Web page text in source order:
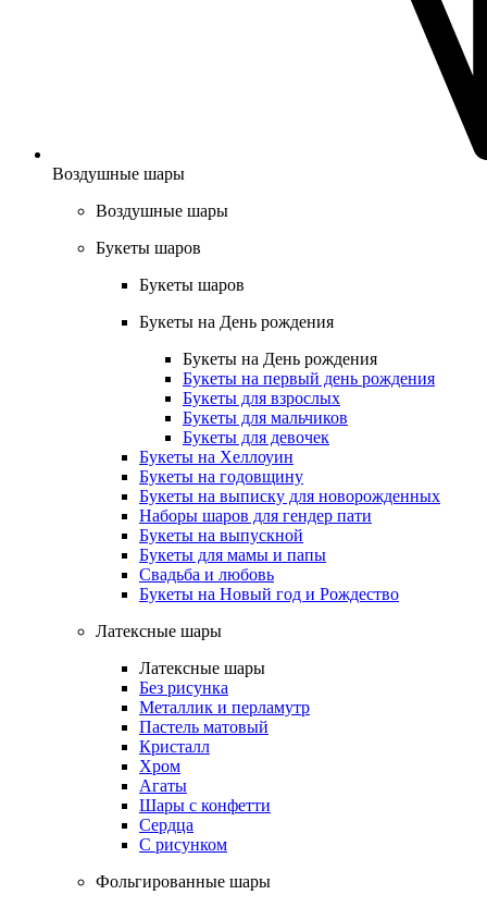
Воздушные шары
Воздушные шары
Букеты шаров
Букеты шаров
Букеты на День рождения
Букеты на День рождения
Букеты на первый день рождения
Букеты для взрослых
Букеты для мальчиков
Букеты для девочек
Букеты на Хеллоуин
Букеты на годовщину
Букеты на выписку для новорожденных
Наборы шаров для гендер пати
Букеты на выпускной
Букеты для мамы и папы
Свадьба и любовь
Букеты на Новый год и Рождество
Латексные шары
Латексные шары
Без рисунка
Металлик и перламутр
Пастель матовый
Кристалл
Хром
Агаты
Шары с конфетти
Сердца
С рисунком
Фольгированные шары